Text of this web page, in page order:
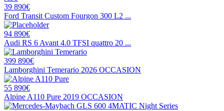
39 890€
Ford Transit Custom Fourgon 300 L2 ...
94 890€
Audi RS 6 Avant 4.0 TFSI quattro 20 ...
399 890€
Lamborghini Temerario 2026 OCCASION
55 890€
Alpine A110 Pure 2019 OCCASION